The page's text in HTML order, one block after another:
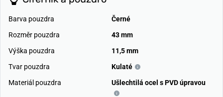
Barva pouzdra
Černé
Rozměr pouzdra
43 mm
Výška pouzdra
11,5 mm
Tvar pouzdra
Kulaté
Materiál pouzdra
Ušlechtilá ocel s PVD úpravou